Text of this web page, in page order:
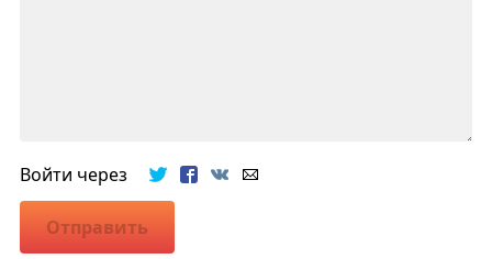
Войти через
Отправить